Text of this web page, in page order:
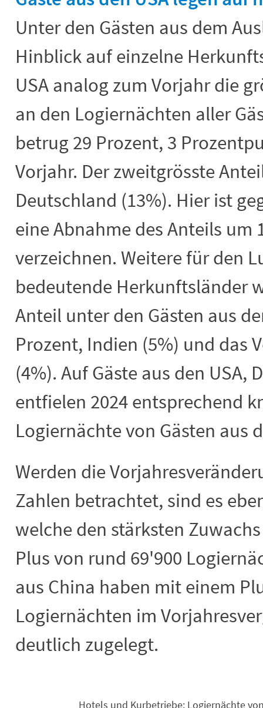
Unter den Gästen aus dem
Hinblick auf einzelne
USA analog zum Vorjahr die
an den Logiernächten aller
betrug 29 Prozent, 3
Vorjahr. Der zweitgrösste
Deutschland (13%). Hier ist
eine Abnahme des Anteils um
verzeichnen. Weitere für den
bedeutende Herkunftsländer
Anteil unter den Gästen aus
Prozent, Indien (5%) und das
(4%). Auf Gäste aus den USA,
entfielen 2024 entsprechend
Logiernächte von Gästen aus
Werden die
Zahlen betrachtet, sind es
welche den stärksten
Plus von rund 69'900
aus China haben mit einem
Logiernächten im
deutlich zugelegt.
Hotels und Kurbetriebe: Logiernächte